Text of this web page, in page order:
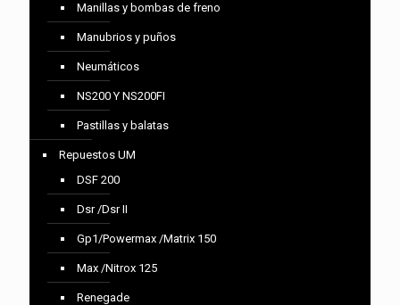
Manillas y bombas de freno
Manubrios y puños
Neumáticos
NS200 Y NS200FI
Pastillas y balatas
Repuestos UM
DSF 200
Dsr /Dsr II
Gp1/Powermax /Matrix 150
Max /Nitrox 125
Renegade